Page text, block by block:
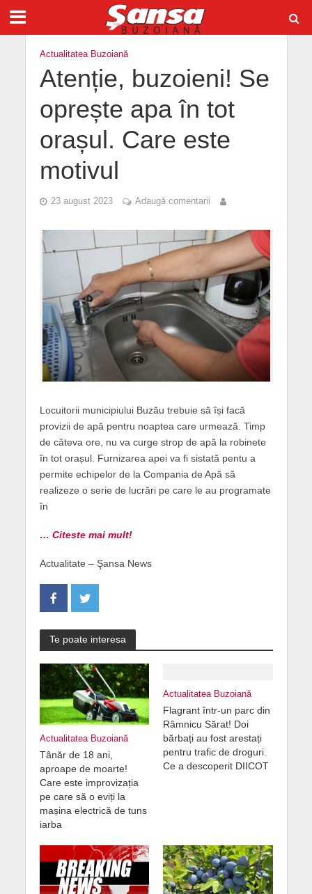
Actualitatea Buzoiană
Atenție, buzoieni! Se
oprește apa în tot
orașul. Care este
motivul
23 august 2023 Adaugă comentarii
Locuitorii municipiului Buzău trebuie să își facă
provizii de apă pentru noaptea care urmează. Timp
de câteva ore, nu va curge strop de apă la robinete
în tot orașul. Furnizarea apei va fi sistată pentu a
permite echipelor de la Compania de Apă să
realizeze o serie de lucrări pe care le au programate
în
… Citeste mai mult!
Actualitate – Şansa News
Te poate interesa
Actualitatea Buzoiană
Tânăr de 18 ani,
aproape de moarte!
Care este improvizația
pe care să o eviți la
mașina electrică de tuns
iarba
Actualitatea Buzoiană
Flagrant într-un parc din
Râmnicu Sărat! Doi
bărbați au fost arestați
pentru trafic de droguri.
Ce a descoperit DIICOT